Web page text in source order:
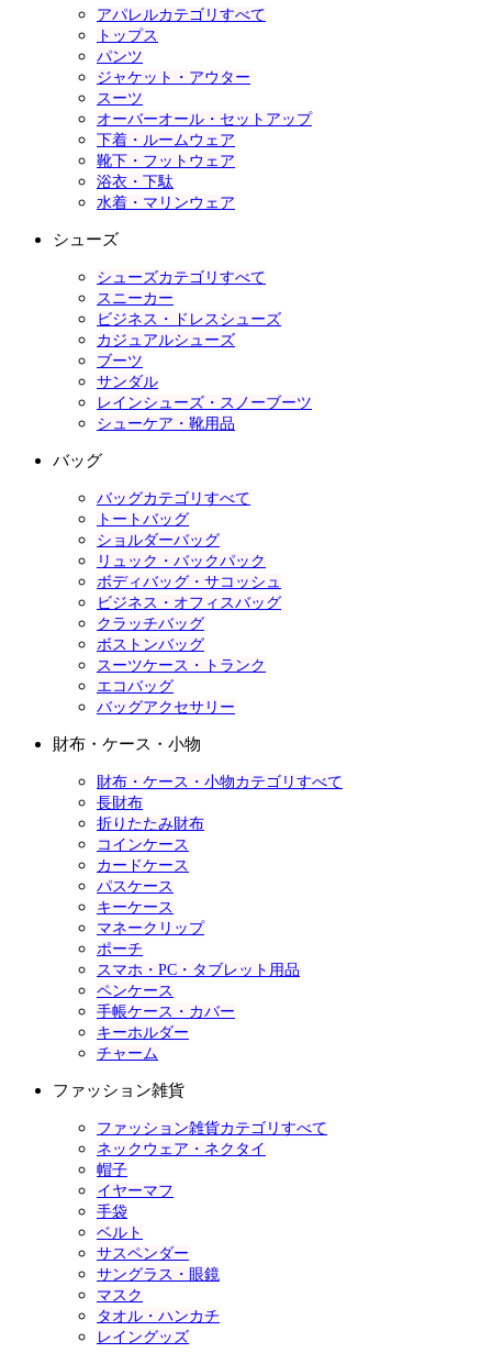
アパレルカテゴリすべて
トップス
パンツ
ジャケット・アウター
スーツ
オーバーオール・セットアップ
下着・ルームウェア
靴下・フットウェア
浴衣・下駄
水着・マリンウェア
シューズ
シューズカテゴリすべて
スニーカー
ビジネス・ドレスシューズ
カジュアルシューズ
ブーツ
サンダル
レインシューズ・スノーブーツ
シューケア・靴用品
バッグ
バッグカテゴリすべて
トートバッグ
ショルダーバッグ
リュック・バックパック
ボディバッグ・サコッシュ
ビジネス・オフィスバッグ
クラッチバッグ
ボストンバッグ
スーツケース・トランク
エコバッグ
バッグアクセサリー
財布・ケース・小物
財布・ケース・小物カテゴリすべて
長財布
折りたたみ財布
コインケース
カードケース
パスケース
キーケース
マネークリップ
ポーチ
スマホ・PC・タブレット用品
ペンケース
手帳ケース・カバー
キーホルダー
チャーム
ファッション雑貨
ファッション雑貨カテゴリすべて
ネックウェア・ネクタイ
帽子
イヤーマフ
手袋
ベルト
サスペンダー
サングラス・眼鏡
マスク
タオル・ハンカチ
レイングッズ